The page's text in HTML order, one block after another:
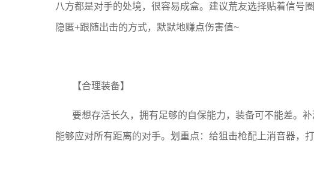
八方都是对手的处境，很容易成盒。建议荒友选择贴着信号
隐匿+跟随出击的方式，默默地赚点伤害值~
【合理装备】
要想存活长久，拥有足够的自保能力，装备可不能差。
能够应对所有距离的对手。划重点：给狙击枪配上消音器，